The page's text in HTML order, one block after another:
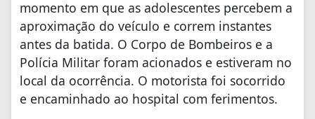
momento em que as adolescentes percebem a
aproximação do veículo e correm instantes
antes da batida. O Corpo de Bombeiros e a
Polícia Militar foram acionados e estiveram no
local da ocorrência. O motorista foi socorrido
e encaminhado ao hospital com ferimentos.